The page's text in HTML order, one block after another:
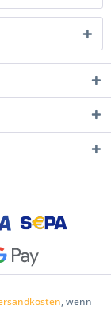
, wenn